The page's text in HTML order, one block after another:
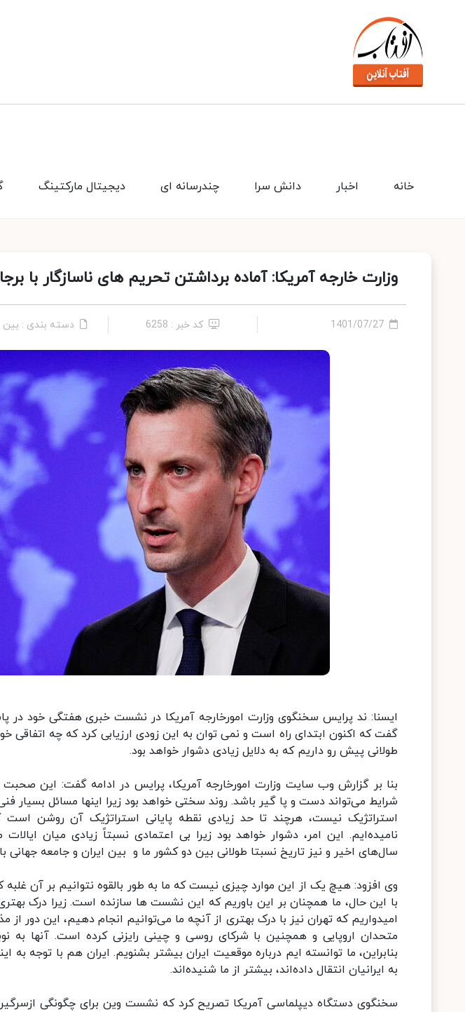
دیجیتال مارکتینگ چندرسانه ای دانش سرا اخبار خانه
وزارت خارجه آمریکا: آماده برداشتن تحریم های ناسازگار با
1401/07/27 کد خبر : 6258 دسته بندی : بین
ایسنا: ند پرایس سخنگوی وزارت امورخارجه آمریکا در نشست خبری هفتگی خود در
گفت که اکنون ابتدای راه است و نمی توان به این زودی ارزیابی کرد که چه اتفاقی
طولانی پیش رو داریم که به دلایل زیادی دشوار خواهد بود.
بنا بر گزارش وب سایت وزارت امورخارجه آمریکا، پرایس در ادامه گفت: این
شرایط می‌تواند دست و پا گیر باشد. روند سختی خواهد بود زیرا اینها مسائل بسیار
استراتژیک نیست، هرچند تا حد زیادی نقطه پایانی استراتژیک آن روشن است
نامیده‌ایم. این امر، دشوار خواهد بود زیرا بی اعتمادی نسبتاً زیادی میان
سال‌های اخیر و نیز تاریخ نسبتا طولانی بین دو کشور ما و بین ایران و جامعه جهانی
وی افزود: هیچ یک از این موارد چیزی نیست که ما به طور بالقوه نتوانیم بر آن
با این حال، ما همچنان بر این باوریم که این نشست ها سازنده است. زیرا درک
امیدواریم که تهران نیز با درک بهتری از آنچه ما می‌توانیم انجام دهیم، این دور از
متحدان اروپایی و همچنین با شرکای روسی و چینی رایزنی کرده است. آنها به
بنابراین، ما توانسته ایم درباره موقعیت ایران بیشتر بشنویم. ایران هم با توجه به
به ایرانیان انتقال داده‌اند، بیشتر از ما شنیده‌اند.
سخنگوی دستگاه دیپلماسی آمریکا تصریح کرد که نشست وین برای چگونگی